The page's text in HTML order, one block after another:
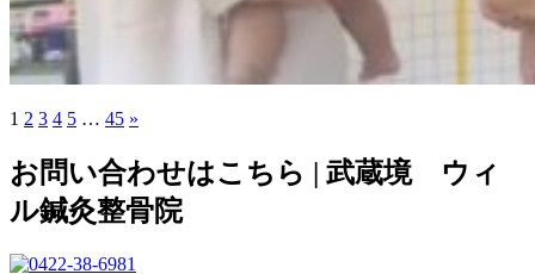
1 2 3 4 5 … 45 »
お問い合わせはこちら | 武蔵境 ウィ
ル鍼灸整骨院